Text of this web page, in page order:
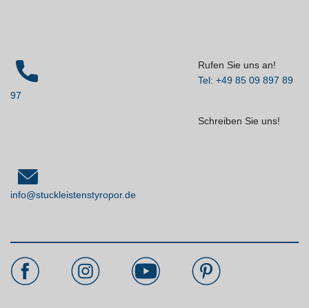
Rufen Sie uns an!
Tel: +49 85 09 897 89
97
Schreiben Sie uns!
info@stuckleistenstyropor.de